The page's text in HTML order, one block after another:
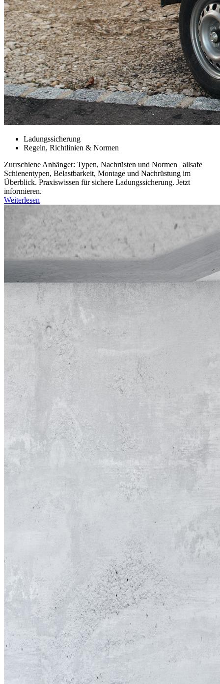
Ladungssicherung
Regeln, Richtlinien & Normen
Zurrschiene Anhänger: Typen, Nachrüsten und Normen | allsafe
Schienentypen, Belastbarkeit, Montage und Nachrüstung im
Überblick. Praxiswissen für sichere Ladungssicherung. Jetzt
informieren.
Weiterlesen